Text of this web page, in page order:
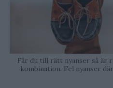
Får du till rätt nyanser så
kombination. Fel nyanser